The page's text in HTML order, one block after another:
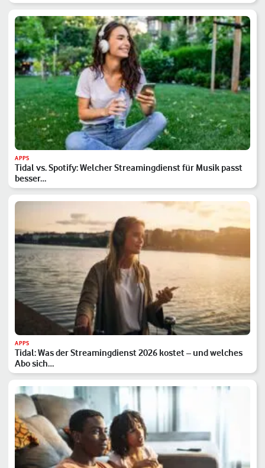
APPS
Tidal vs. Spotify: Welcher Streamingdienst für Musik passt
besser…
APPS
Tidal: Was der Streamingdienst 2026 kostet – und welches
Abo sich…